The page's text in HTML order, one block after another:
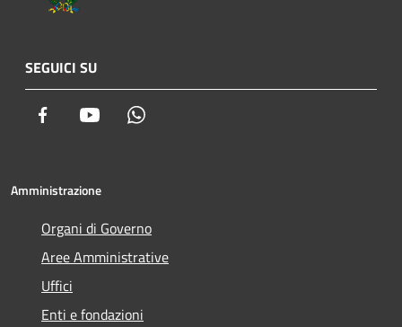
SEGUICI SU
Facebook Youtube
Amministrazione
Organi di Governo
Aree Amministrative
Uffici
Enti e fondazioni